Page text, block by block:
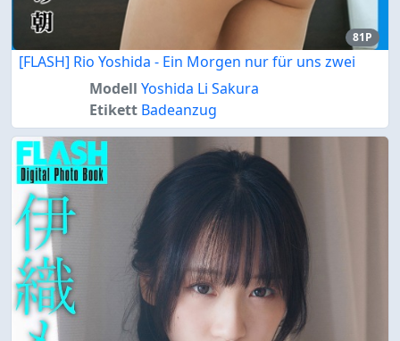
81P
[FLASH] Rio Yoshida - Ein Morgen nur für uns zwei
Modell Yoshida Li Sakura
Etikett Badeanzug